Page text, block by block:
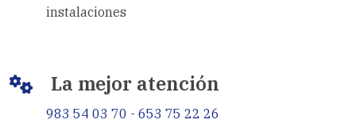
instalaciones
La mejor atención
983 54 03 70 - 653 75 22 26